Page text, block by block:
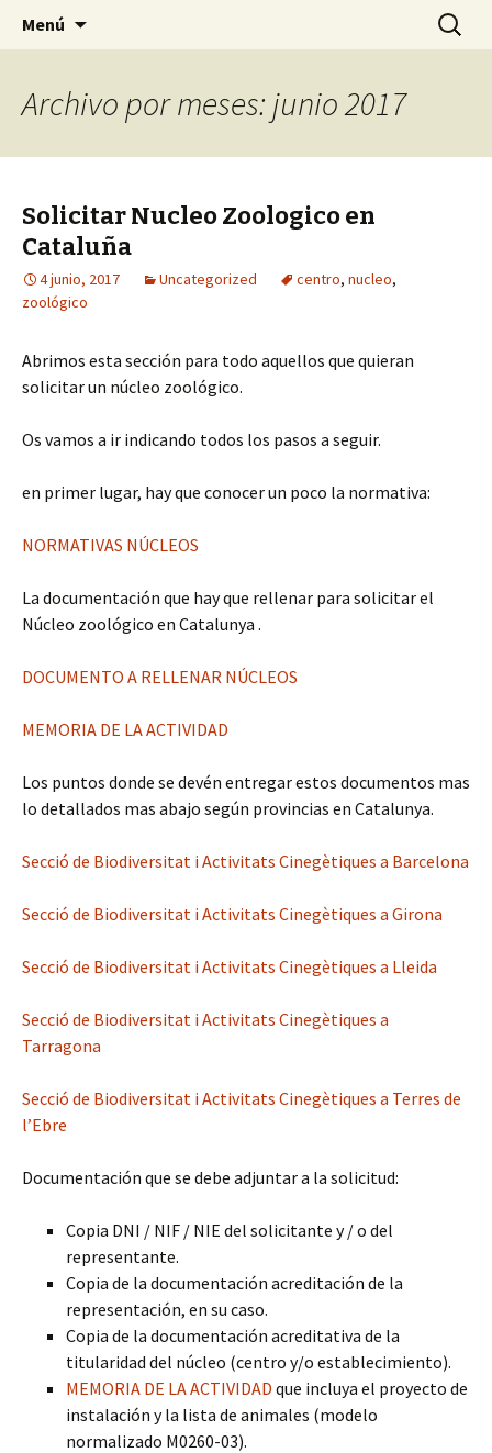
My CMS
Tu Sociedad
Menú Buscar:
Archivo por meses: junio 2017
Solicitar Nucleo Zoologico en
Cataluña
4 junio, 2017 Uncategorized centro, nucleo,
zoológico
Abrimos esta sección para todo aquellos que quieran
solicitar un núcleo zoológico.
Os vamos a ir indicando todos los pasos a seguir.
en primer lugar, hay que conocer un poco la normativa:
NORMATIVAS NÚCLEOS
La documentación que hay que rellenar para solicitar el
Núcleo zoológico en Catalunya .
DOCUMENTO A RELLENAR NÚCLEOS
MEMORIA DE LA ACTIVIDAD
Los puntos donde se devén entregar estos documentos mas
lo detallados mas abajo según provincias en Catalunya.
Secció de Biodiversitat i Activitats Cinegètiques a Barcelona
Secció de Biodiversitat i Activitats Cinegètiques a Girona
Secció de Biodiversitat i Activitats Cinegètiques a Lleida
Secció de Biodiversitat i Activitats Cinegètiques a
Tarragona
Secció de Biodiversitat i Activitats Cinegètiques a Terres de
l’Ebre
Documentación que se debe adjuntar a la solicitud:
Copia DNI / NIF / NIE del solicitante y / o del
representante.
Copia de la documentación acreditación de la
representación, en su caso.
Copia de la documentación acreditativa de la
titularidad del núcleo (centro y/o establecimiento).
MEMORIA DE LA ACTIVIDAD que incluya el proyecto de
instalación y la lista de animales (modelo
normalizado M0260-03).